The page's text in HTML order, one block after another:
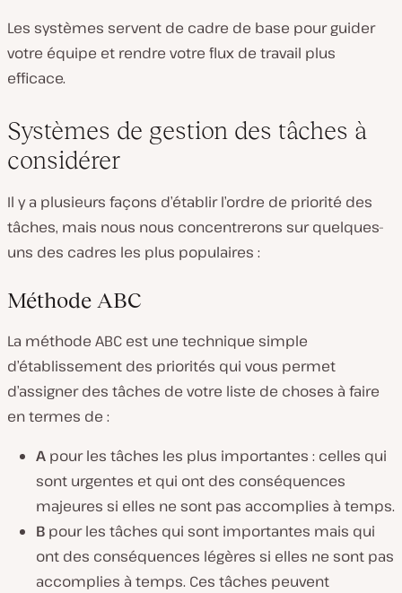
Les systèmes servent de cadre de base pour guider
votre équipe et rendre votre flux de travail plus
efficace.
Systèmes de gestion des tâches à
considérer
Il y a plusieurs façons d’établir l’ordre de priorité des
tâches, mais nous nous concentrerons sur quelques-
uns des cadres les plus populaires :
Méthode ABC
La méthode ABC est une technique simple
d’établissement des priorités qui vous permet
d’assigner des tâches de votre liste de choses à faire
en termes de :
A pour les tâches les plus importantes : celles qui
sont urgentes et qui ont des conséquences
majeures si elles ne sont pas accomplies à temps.
B pour les tâches qui sont importantes mais qui
ont des conséquences légères si elles ne sont pas
accomplies à temps. Ces tâches peuvent